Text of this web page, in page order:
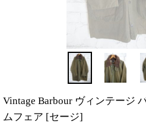
Vintage Barbour ヴィンテージ
ムフェア [セージ]